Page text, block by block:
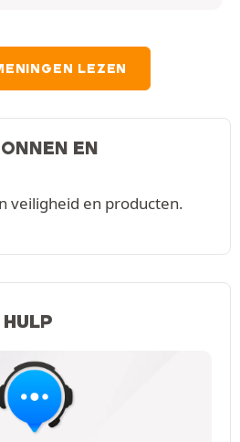
LEZEN
EN
veiligheid en producten.